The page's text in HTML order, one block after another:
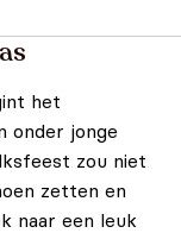
het
onder jonge
zou niet
zetten en
naar een leuk